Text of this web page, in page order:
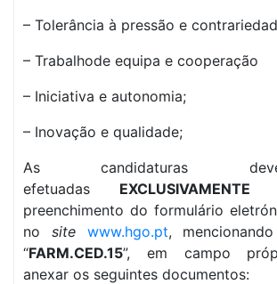
– Tolerância à pressão e
– Trabalhode equipa e cooperação
– Iniciativa e autonomia;
– Inovação e qualidade;
As candidaturas
efetuadas EXCLUSIVAMENTE
preenchimento do formulário
no site www.hgo.pt,
“FARM.CED.15”, em campo
anexar os seguintes documentos: